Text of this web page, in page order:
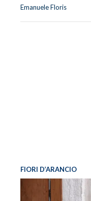
Emanuele Floris
FIORI D’ARANCIO